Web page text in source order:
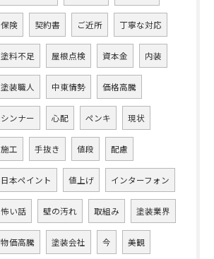
保険 契約書 ご近所 丁寧な対応
塗料不足 屋根点検 資本金 内装
塗装職人 中東情勢 価格高騰
シンナー 心配 ペンキ 現状
施工 手抜き 値段 配慮
日本ペイント 値上げ インターフォン
怖い話 壁の汚れ 取組み 塗装業界
物価高騰 塗装会社 今 美観